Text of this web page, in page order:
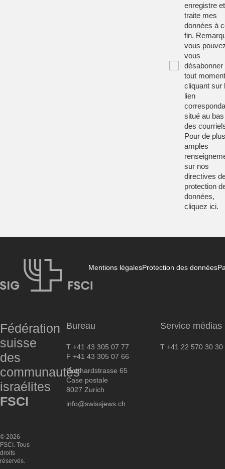
enregistre et
traite mes
données à
fin.
vous
vous
désabonner
tout
cliquant sur
lien
situé au bas
des
Pour de plus
amples
sur nos
directives
protection
données,
cliquez ici.
Mentions légalesProtection des données
Fédération
suisse
des
communautés
israélites
FSCI
Bureau
T +41 43 305 07 77
F +41 43 305 07 66
Gotthardstrasse 65
Case postale
8027 Zurich
info@swissjews.ch
Service médias
T +41 22 570 30 30
© 2026
FSCI. Tous
droits
réservés.